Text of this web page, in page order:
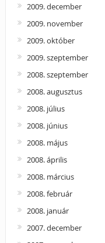
2009. december
2009. november
2009. október
2009. szeptember
2008. szeptember
2008. augusztus
2008. július
2008. június
2008. május
2008. április
2008. március
2008. február
2008. január
2007. december